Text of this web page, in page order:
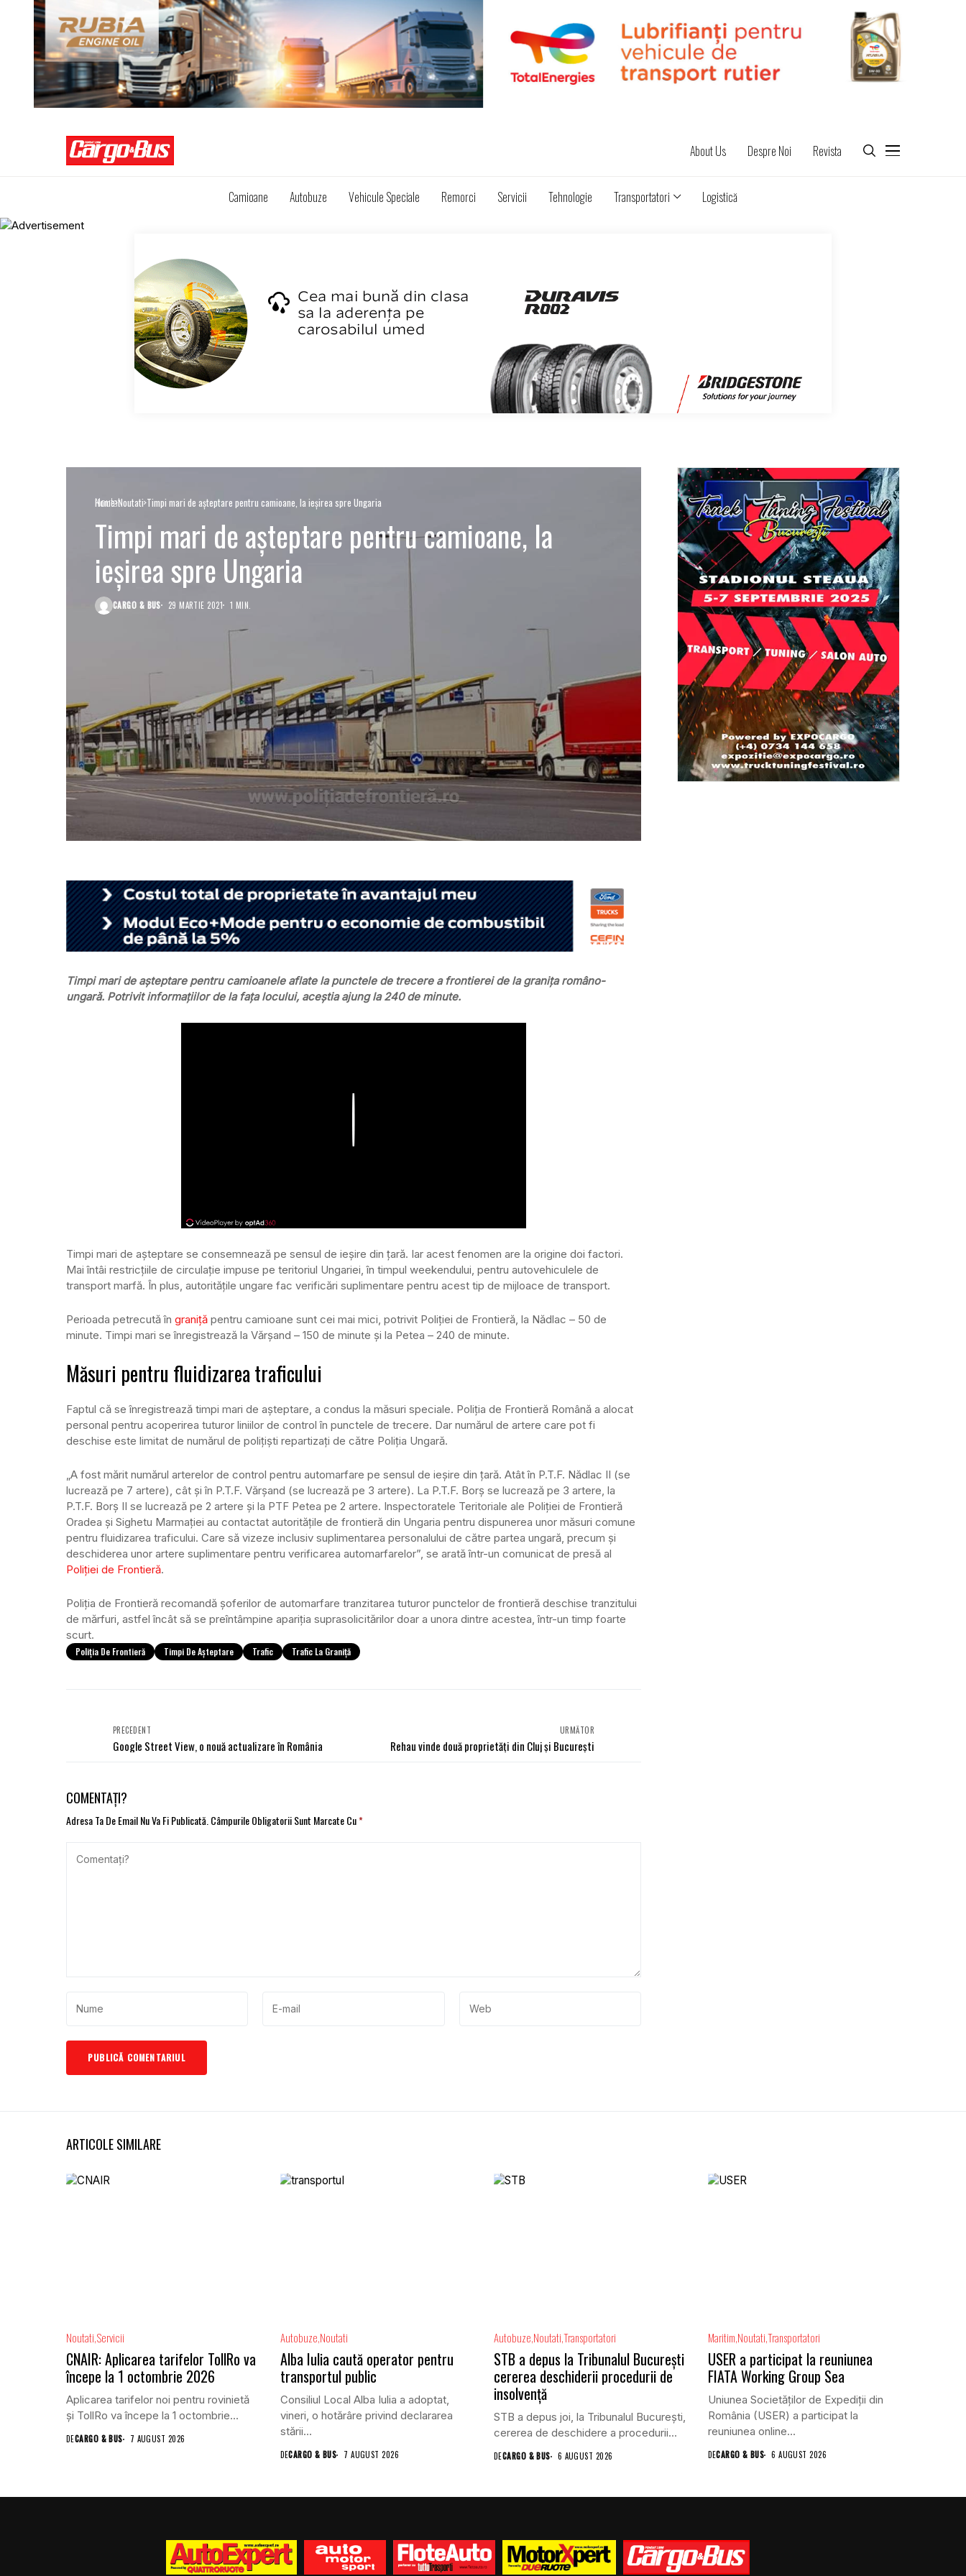
About Us Despre Noi Revista
Camioane Autobuze Vehicule Speciale Remorci Servicii Tehnologie Transportatori Logistică
Home Noutati Timpi mari de aşteptare pentru camioane, la ieşirea spre Ungaria
Noutati
Timpi mari de aşteptare pentru camioane, la
ieşirea spre Ungaria
CARGO & BUS 29 MARTIE 2021 1 MIN.
Timpi mari de așteptare pentru camioanele aflate la punctele de trecere a frontierei de la graniţa româno-
ungară. Potrivit informațiilor de la fața locului, aceștia ajung la 240 de minute.
Timpi mari de aşteptare se consemnează pe sensul de ieşire din ţară. Iar acest fenomen are la origine doi factori.
Mai întâi restricţiile de circulaţie impuse pe teritoriul Ungariei, în timpul weekendului, pentru autovehiculele de
transport marfă. În plus, autorităţile ungare fac verificări suplimentare pentru acest tip de mijloace de transport.
Perioada petrecută în graniță pentru camioane sunt cei mai mici, potrivit Poliţiei de Frontieră, la Nădlac – 50 de
minute. Timpi mari se înregistrează la Vărşand – 150 de minute și la Petea – 240 de minute.
Măsuri pentru fluidizarea traficului
Faptul că se înregistrează timpi mari de așteptare, a condus la măsuri speciale. Poliţia de Frontieră Română a alocat
personal pentru acoperirea tuturor liniilor de control în punctele de trecere. Dar numărul de artere care pot fi
deschise este limitat de numărul de poliţişti repartizaţi de către Poliţia Ungară.
„A fost mărit numărul arterelor de control pentru automarfare pe sensul de ieşire din ţară. Atât în P.T.F. Nădlac II (se
lucrează pe 7 artere), cât şi în P.T.F. Vărşand (se lucrează pe 3 artere). La P.T.F. Borş se lucrează pe 3 artere, la
P.T.F. Borş II se lucrează pe 2 artere şi la PTF Petea pe 2 artere. Inspectoratele Teritoriale ale Poliţiei de Frontieră
Oradea şi Sighetu Marmaţiei au contactat autorităţile de frontieră din Ungaria pentru dispunerea unor măsuri comune
pentru fluidizarea traficului. Care să vizeze inclusiv suplimentarea personalului de către partea ungară, precum şi
deschiderea unor artere suplimentare pentru verificarea automarfarelor”, se arată într-un comunicat de presă al
Poliţiei de Frontieră.
Poliţia de Frontieră recomandă şoferilor de automarfare tranzitarea tuturor punctelor de frontieră deschise tranzitului
de mărfuri, astfel încât să se preîntâmpine apariţia suprasolicitărilor doar a unora dintre acestea, într-un timp foarte
scurt.
Poliția De Frontieră Timpi De Așteptare Trafic Trafic La Graniță
PRECEDENT
Google Street View, o nouă actualizare în România
URMĂTOR
Rehau vinde două proprietăți din Cluj şi Bucureşti
COMENTAȚI?
Adresa Ta De Email Nu Va Fi Publicată. Câmpurile Obligatorii Sunt Marcate Cu*
ARTICOLE SIMILARE
Noutati Servicii
CNAIR: Aplicarea tarifelor TollRo va
începe la 1 octombrie 2026
Aplicarea tarifelor noi pentru rovinietă
și TollRo va începe la 1 octombrie...
DECARGO & BUS 7 AUGUST 2026
Autobuze Noutati
Alba Iulia caută operator pentru
transportul public
Consiliul Local Alba Iulia a adoptat,
vineri, o hotărâre privind declararea
stării...
DECARGO & BUS 7 AUGUST 2026
Autobuze NoutatiTransportatori
STB a depus la Tribunalul București
cererea deschiderii procedurii de
insolvență
STB a depus joi, la Tribunalul Bucureşti,
cererea de deschidere a procedurii...
DECARGO & BUS 6 AUGUST 2026
Maritim NoutatiTransportatori
USER a participat la reuniunea
FIATA Working Group Sea
Uniunea Societăților de Expediții din
România (USER) a participat la
reuniunea online...
DECARGO & BUS 6 AUGUST 2026